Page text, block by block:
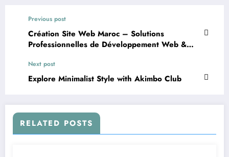
Previous post
Création Site Web Maroc – Solutions
Professionnelles de Développement Web &
Next post
Explore Minimalist Style with Akimbo Club
RELATED POSTS